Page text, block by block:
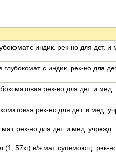
индик. рек-но для дет. и
с индик. рек-но для
рек-но для дет. и мед.
рек-но для дет. и мед.
рек-но для дет. и мед. учрежд.
57кг) в/э мат. супемоющ. рек-